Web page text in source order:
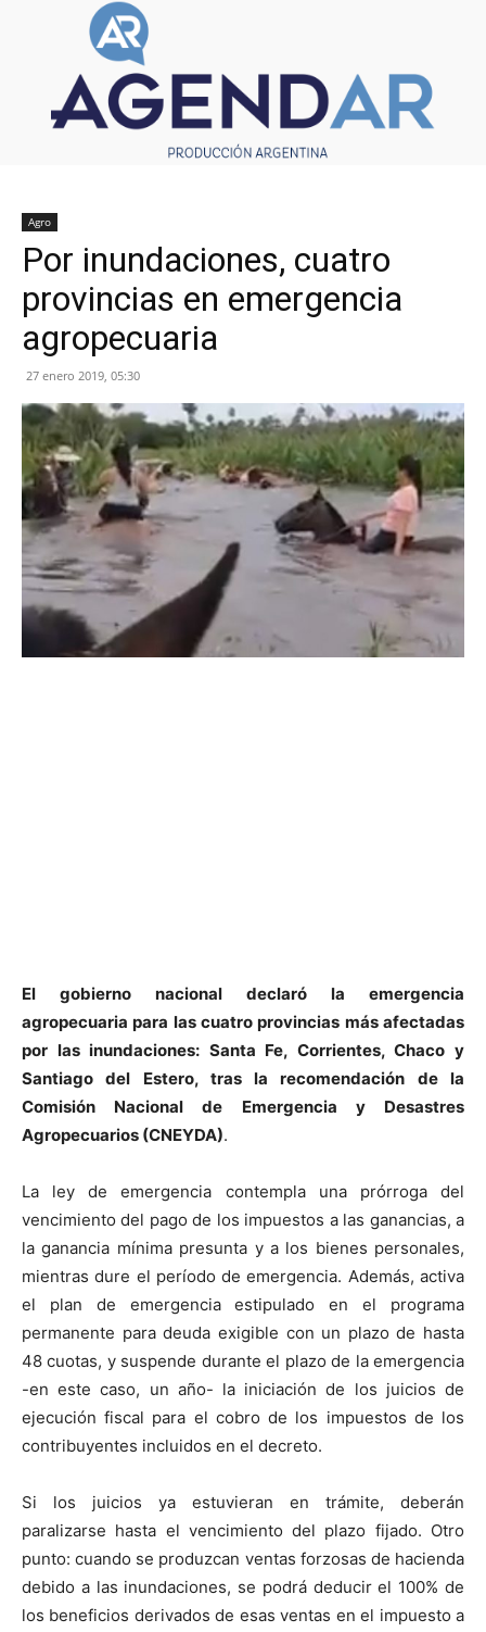
Agro
Por inundaciones, cuatro
provincias en emergencia
agropecuaria
27 enero 2019, 05:30
El gobierno nacional declaró la emergencia
agropecuaria para las cuatro provincias más afectadas
por las inundaciones: Santa Fe, Corrientes, Chaco y
Santiago del Estero, tras la recomendación de la
Comisión Nacional de Emergencia y Desastres
Agropecuarios (CNEYDA).
La ley de emergencia contempla una prórroga del
vencimiento del pago de los impuestos a las ganancias, a
la ganancia mínima presunta y a los bienes personales,
mientras dure el período de emergencia. Además, activa
el plan de emergencia estipulado en el programa
permanente para deuda exigible con un plazo de hasta
48 cuotas, y suspende durante el plazo de la emergencia
-en este caso, un año- la iniciación de los juicios de
ejecución fiscal para el cobro de los impuestos de los
contribuyentes incluidos en el decreto.
Si los juicios ya estuvieran en trámite, deberán
paralizarse hasta el vencimiento del plazo fijado. Otro
punto: cuando se produzcan ventas forzosas de hacienda
debido a las inundaciones, se podrá deducir el 100% de
los beneficios derivados de esas ventas en el impuesto a